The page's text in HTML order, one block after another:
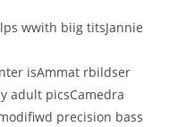
wwith biig titsJannie
isAmmat rbildser
adult picsCamedra
precision bass